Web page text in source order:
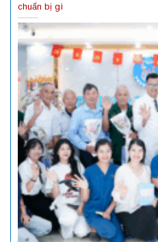
chuẩn bị gì